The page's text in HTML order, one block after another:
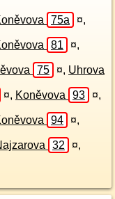
75a ¤,
81 ¤,
75 ¤, Uhrova
¤, Koněvova 93 ¤,
94 ¤,
32 ¤,